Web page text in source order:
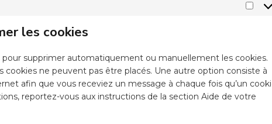
les cookies
supprimer automatiquement ou manuellement les cookies.
ne peuvent pas être placés. Une autre option consiste à
afin que vous receviez un message à chaque fois qu’un
reportez-vous aux instructions de la section Aide de votre